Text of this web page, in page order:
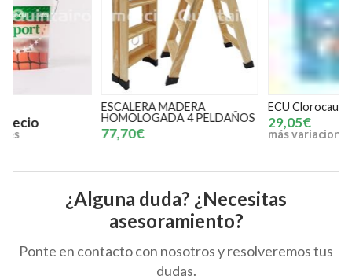
ESCALERA MADERA
HOMOLOGADA 4 PELDAÑOS
77,70€
ECU Clorocaucho Piscinas
29,05€
¿Alguna duda? ¿Necesitas
asesoramiento?
Ponte en contacto con nosotros y resolveremos tus
dudas.